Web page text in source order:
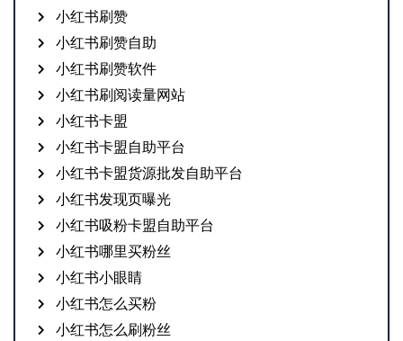
小红书刷赞
小红书刷赞自助
小红书刷赞软件
小红书刷阅读量网站
小红书卡盟
小红书卡盟自助平台
小红书卡盟货源批发自助平台
小红书发现页曝光
小红书吸粉卡盟自助平台
小红书哪里买粉丝
小红书小眼睛
小红书怎么买粉
小红书怎么刷粉丝